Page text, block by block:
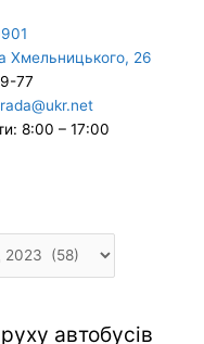
Хмельницького, 26
77
8:00 – 17:00
автобусів